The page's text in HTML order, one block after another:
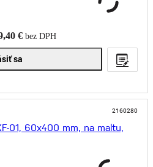
€ bez DPH
sa
2160280
01, 60x400 mm, na maltu,